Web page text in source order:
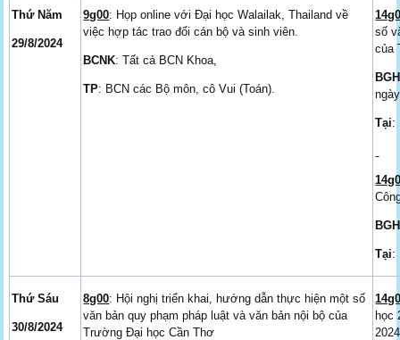
Thứ Năm
29/8/2024
9g00: Họp online với Đại học Walailak, Thailand về
việc hợp tác trao đổi cán bộ và sinh viên.
BCNK: Tất cả BCN Khoa,
TP: BCN các Bộ môn, cô Vui (Toán).
số
của
BGH
Tại:
BGH
Tại:
Thứ Sáu
30/8/2024
8g00: Hội nghị triển khai, hướng dẫn thực hiện một số
văn bản quy phạm pháp luật và văn bản nội bộ của
Trường Đại học Cần Thơ
học